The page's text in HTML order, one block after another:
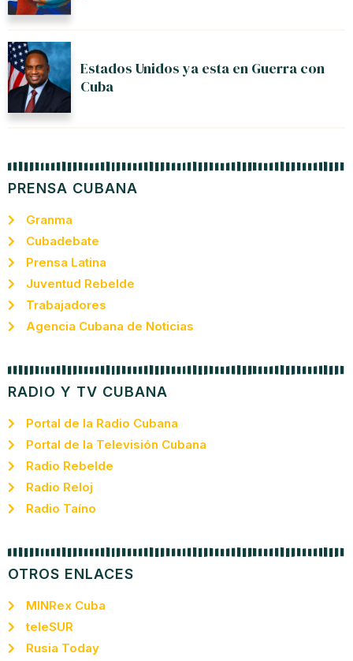
Estados Unidos ya esta en Guerra con
Cuba
PRENSA CUBANA
Granma
Cubadebate
Prensa Latina
Juventud Rebelde
Trabajadores
Agencia Cubana de Noticias
RADIO Y TV CUBANA
Portal de la Radio Cubana
Portal de la Televisión Cubana
Radio Rebelde
Radio Reloj
Radio Taíno
OTROS ENLACES
MINRex Cuba
teleSUR
Rusia Today